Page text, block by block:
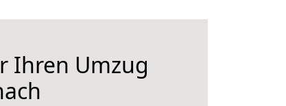
Ihren Umzug